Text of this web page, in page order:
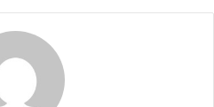
akşam yatmadan önce
hazırladıkları bu merhemi
bu ağrıların